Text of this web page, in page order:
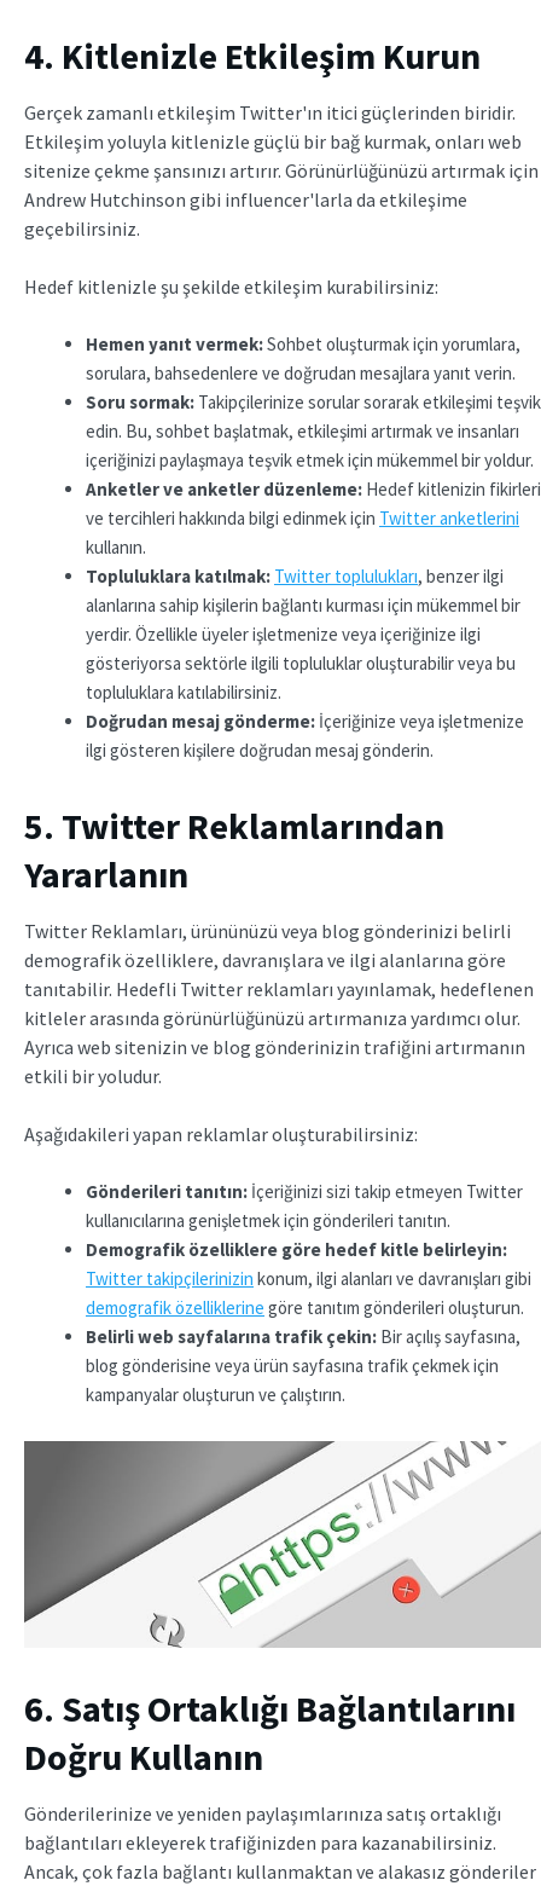
4. Kitlenizle Etkileşim Kurun
Gerçek zamanlı etkileşim Twitter'ın itici güçlerinden biridir.
Etkileşim yoluyla kitlenizle güçlü bir bağ kurmak, onları web
sitenize çekme şansınızı artırır. Görünürlüğünüzü artırmak için
Andrew Hutchinson gibi influencer'larla da etkileşime
geçebilirsiniz.
Hedef kitlenizle şu şekilde etkileşim kurabilirsiniz:
Hemen yanıt vermek:Sohbet oluşturmak için yorumlara,
sorulara, bahsedenlere ve doğrudan mesajlara yanıt verin.
Soru sormak: Takipçilerinize sorular sorarak etkileşimi teşvik
edin. Bu, sohbet başlatmak, etkileşimi artırmak ve insanları
içeriğinizi paylaşmaya teşvik etmek için mükemmel bir yoldur.
Anketler ve anketler düzenleme: Hedef kitlenizin fikirleri
ve tercihleri hakkında bilgi edinmek için Twitter anketlerini
kullanın.
Topluluklara katılmak: Twitter toplulukları, benzer ilgi
alanlarına sahip kişilerin bağlantı kurması için mükemmel bir
yerdir. Özellikle üyeler işletmenize veya içeriğinize ilgi
gösteriyorsa sektörle ilgili topluluklar oluşturabilir veya bu
topluluklara katılabilirsiniz.
Doğrudan mesaj gönderme: İçeriğinize veya işletmenize
ilgi gösteren kişilere doğrudan mesaj gönderin.
5. Twitter Reklamlarından
Yararlanın
Twitter Reklamları, ürününüzü veya blog gönderinizi belirli
demografik özelliklere, davranışlara ve ilgi alanlarına göre
tanıtabilir. Hedefli Twitter reklamları yayınlamak, hedeflenen
kitleler arasında görünürlüğünüzü artırmanıza yardımcı olur.
Ayrıca web sitenizin ve blog gönderinizin trafiğini artırmanın
etkili bir yoludur.
Aşağıdakileri yapan reklamlar oluşturabilirsiniz:
Gönderileri tanıtın: İçeriğinizi sizi takip etmeyen Twitter
kullanıcılarına genişletmek için gönderileri tanıtın.
Demografik özelliklere göre hedef kitle belirleyin:
Twitter takipçilerinizin konum, ilgi alanları ve davranışları gibi
demografik özelliklerine göre tanıtım gönderileri oluşturun.
Belirli web sayfalarına trafik çekin: Bir açılış sayfasına,
blog gönderisine veya ürün sayfasına trafik çekmek için
kampanyalar oluşturun ve çalıştırın.
6. Satış Ortaklığı Bağlantılarını
Doğru Kullanın
Gönderilerinize ve yeniden paylaşımlarınıza satış ortaklığı
bağlantıları ekleyerek trafiğinizden para kazanabilirsiniz.
Ancak, çok fazla bağlantı kullanmaktan ve alakasız gönderiler